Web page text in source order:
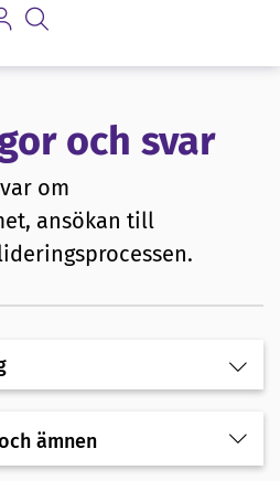
och svar
om
ansökan till
ämnen